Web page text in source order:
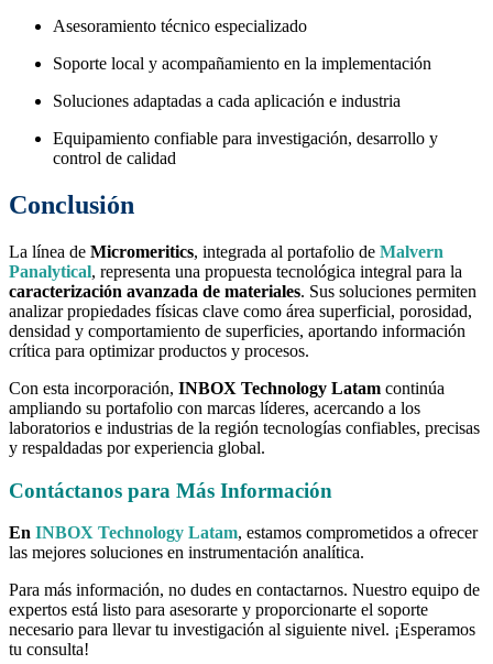
Asesoramiento técnico especializado
Soporte local y acompañamiento en la implementación
Soluciones adaptadas a cada aplicación e industria
Equipamiento confiable para investigación, desarrollo y
control de calidad
Conclusión
La línea de Micromeritics, integrada al portafolio de Malvern
Panalytical, representa una propuesta tecnológica integral para la
caracterización avanzada de materiales. Sus soluciones permiten
analizar propiedades físicas clave como área superficial, porosidad,
densidad y comportamiento de superficies, aportando información
crítica para optimizar productos y procesos.
Con esta incorporación, INBOX Technology Latam continúa
ampliando su portafolio con marcas líderes, acercando a los
laboratorios e industrias de la región tecnologías confiables, precisas
y respaldadas por experiencia global.
Contáctanos para Más Información
En INBOX Technology Latam, estamos comprometidos a ofrecer
las mejores soluciones en instrumentación analítica.
Para más información, no dudes en contactarnos. Nuestro equipo de
expertos está listo para asesorarte y proporcionarte el soporte
necesario para llevar tu investigación al siguiente nivel. ¡Esperamos
tu consulta!